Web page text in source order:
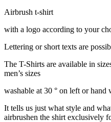
Airbrush t-shirt
with a logo according to your
Lettering or short texts are
The T-Shirts are available in
men’s sizes
washable at 30 ° on left or hand
It tells us just what style and
airbrushen the shirt exclusively